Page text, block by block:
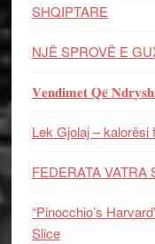
SHQIPTARE
NJË SPROVË E
𝐕𝐞𝐧𝐝𝐢𝐦𝐞𝐭 𝐐𝐞̈
Lek Gjolaj –
FEDERATA VATRA
“Pinocchio’s
Slice